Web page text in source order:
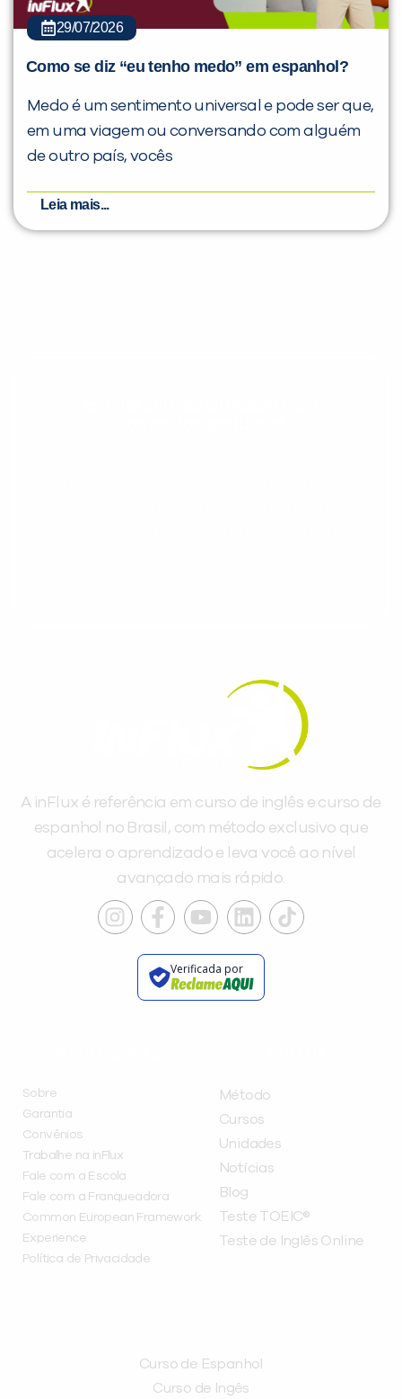
29/07/2026
Como se diz “eu tenho medo” em espanhol?
Medo é um sentimento universal e pode ser que,
em uma viagem ou conversando com alguém
de outro país, vocês
Leia mais...
A inFlux é referência em curso de inglês e curso de
espanhol no Brasil, com método exclusivo que
acelera o aprendizado e leva você ao nível
avançado mais rápido.
Verificada por
Sobre
Garantia
Convênios
Trabalhe na inFlux
Fale com a Escola
Fale com a Franqueadora
Common European Framework
Experience
Política de Privacidade
Método
Cursos
Unidades
Notícias
Blog
Teste TOEIC®
Teste de Inglês Online
Curso de Espanhol
Curso de Ingês